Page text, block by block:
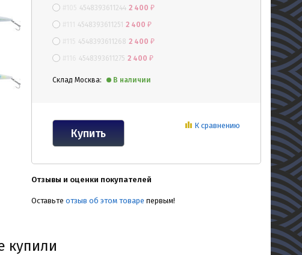
4548393611244 2 400 ₽
4548393611251 2 400 ₽
4548393611268 2 400 ₽
4548393611275 2 400 ₽
Склад Москва: В наличии
К сравнению
Отзывы и оценки покупателей
Оставьте отзыв об этом товаре первым!
купили